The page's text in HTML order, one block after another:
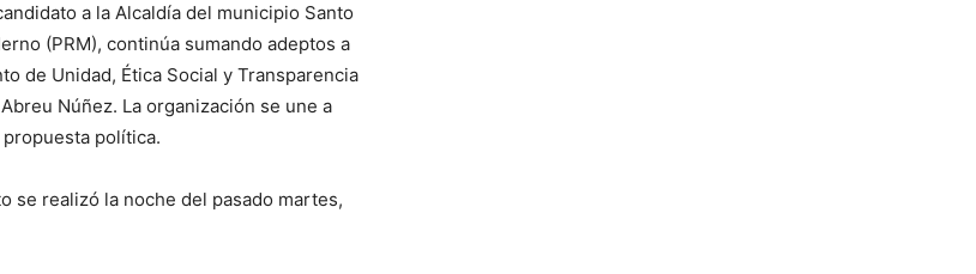
a la Alcaldía del municipio Santo
(PRM), continúa sumando adeptos a
de Unidad, Ética Social y Transparencia
Núñez. La organización se une a
política.
se realizó la noche del pasado martes,